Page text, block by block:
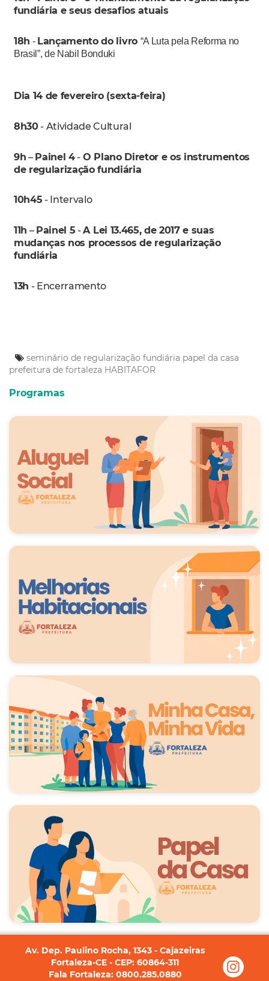
fundiária e seus desafios atuais
18h - Lançamento do livro “A Luta pela Reforma no
Brasil”, de Nabil Bonduki
Dia 14 de fevereiro (sexta-feira)
8h30- Atividade Cultural
9h – Painel 4- O Plano Diretor e os instrumentos
de regularização fundiária
10h45 - Intervalo
11h – Painel 5 -A Lei 13.465, de 2017 e suas
mudanças nos processos de regularização
fundiária
13h - Encerramento
seminário de regularização fundiária papel da casa
prefeitura de fortaleza HABITAFOR
Programas
Av. Dep. Paulino Rocha, 1343 - Cajazeiras
Fortaleza-CE - CEP: 60864-311
Fala Fortaleza: 0800.285.0880